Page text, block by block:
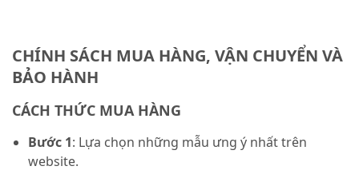
CHÍNH SÁCH MUA HÀNG, VẬN CHUYỂN VÀ
BẢO HÀNH
CÁCH THỨC MUA HÀNG
Bước 1: Lựa chọn những mẫu ưng ý nhất trên
website.